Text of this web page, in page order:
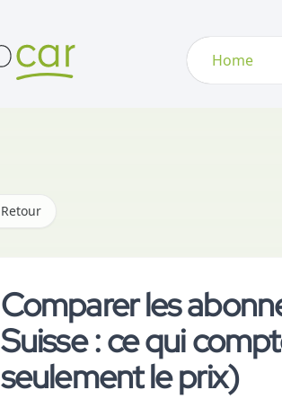
Home
Retour
Comparer les
Suisse : ce qui
seulement le prix)